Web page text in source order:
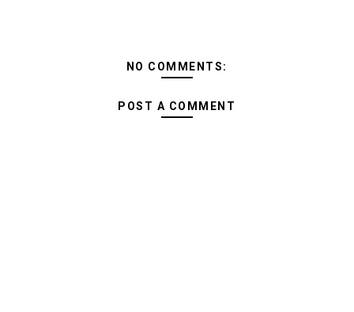
NO COMMENTS:
POST A COMMENT